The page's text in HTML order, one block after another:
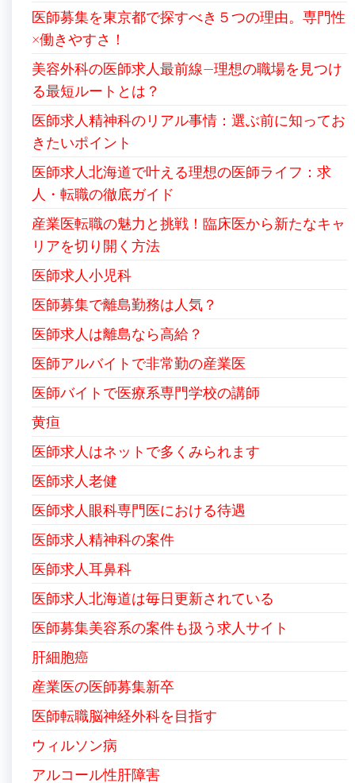
医師募集を東京都で探すべき５つの理由。専門性
×働きやすさ！
美容外科の医師求人最前線—理想の職場を見つけ
る最短ルートとは？
医師求人精神科のリアル事情：選ぶ前に知ってお
きたいポイント
医師求人北海道で叶える理想の医師ライフ：求
人・転職の徹底ガイド
産業医転職の魅力と挑戦！臨床医から新たなキャ
リアを切り開く方法
医師求人小児科
医師募集で離島勤務は人気？
医師求人は離島なら高給？
医師アルバイトで非常勤の産業医
医師バイトで医療系専門学校の講師
黄疸
医師求人はネットで多くみられます
医師求人老健
医師求人眼科専門医における待遇
医師求人精神科の案件
医師求人耳鼻科
医師求人北海道は毎日更新されている
医師募集美容系の案件も扱う求人サイト
肝細胞癌
産業医の医師募集新卒
医師転職脳神経外科を目指す
ウィルソン病
アルコール性肝障害